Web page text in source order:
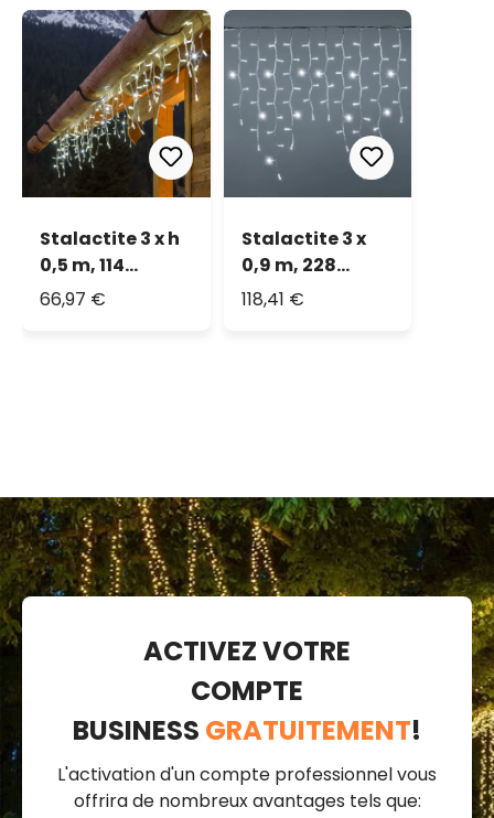
Stalactite 3 x h
0,5 m, 114
maxiled blanc
66,97 €
Stalactite 3 x
0,9 m, 228
maxiled blanc
118,41 €
ACTIVEZ VOTRE
COMPTE
BUSINESS GRATUITEMENT!
L'activation d'un compte professionnel vous
offrira de nombreux avantages tels que: